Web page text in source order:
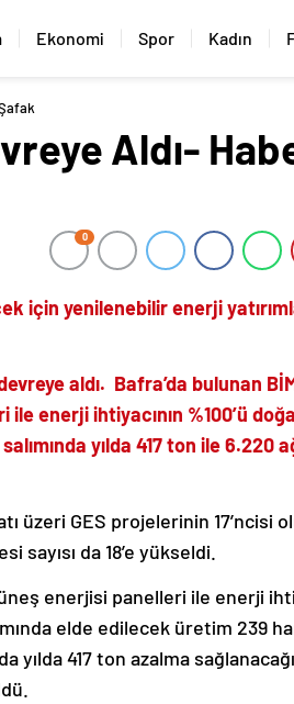
Ekonomi Spor Kadın
Aldı-
0
için yenilenebilir enerji
aldı. Bafra’da bulunan
enerji ihtiyacının %100’ü
yılda 417 ton ile 6.220
üzeri GES projelerinin 17’ncisi
sayısı da 18’e yükseldi.
enerjisi panelleri ile enerji
elde edilecek üretim 239
yılda 417 ton azalma